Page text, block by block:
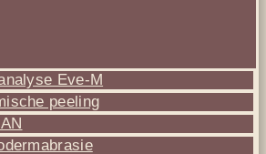
Eve-M
peeling